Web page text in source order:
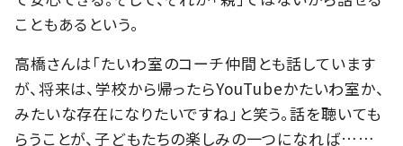
こともあるという。
高橋さんは「たいわ室のコーチ仲間とも話しています
が、将来は、学校から帰ったらYouTubeかたいわ室か、
みたいな存在になりたいですね」と笑う。話を聴いても
らうことが、子どもたちの楽しみの一つになれば……